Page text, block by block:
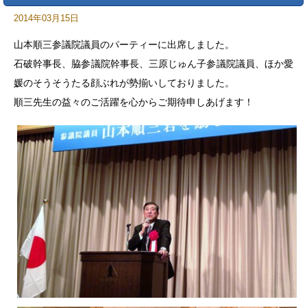
2014年03月15日
山本順三参議院議員のパーティーに出席しました。
石破幹事長、脇参議院幹事長、三原じゅん子参議院議員、ほか愛
媛のそうそうたる顔ぶれが勢揃いしておりました。
順三先生の益々のご活躍を心からご期待申しあげます！